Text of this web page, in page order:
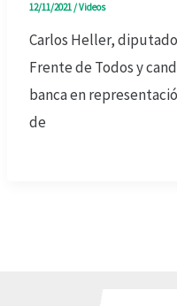
12/11/2021/Videos
Carlos Heller,
Frente de Todos y
banca en
de